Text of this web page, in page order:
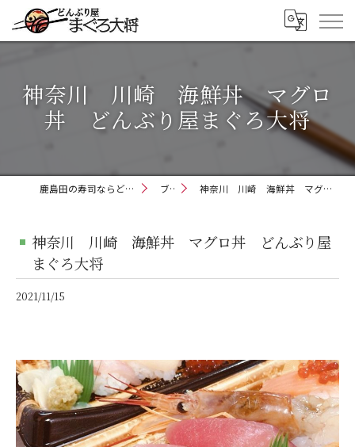
神奈川 川崎 海鮮丼 マグロ
丼 どんぶり屋まぐろ大将
鹿島田の寿司ならどんぶり屋まぐろ大将 ブログ 神奈川 川崎 海鮮丼 マグロ丼 どんぶり屋まぐろ大将
神奈川 川崎 海鮮丼 マグロ丼 どんぶり屋
まぐろ大将
2021/11/15